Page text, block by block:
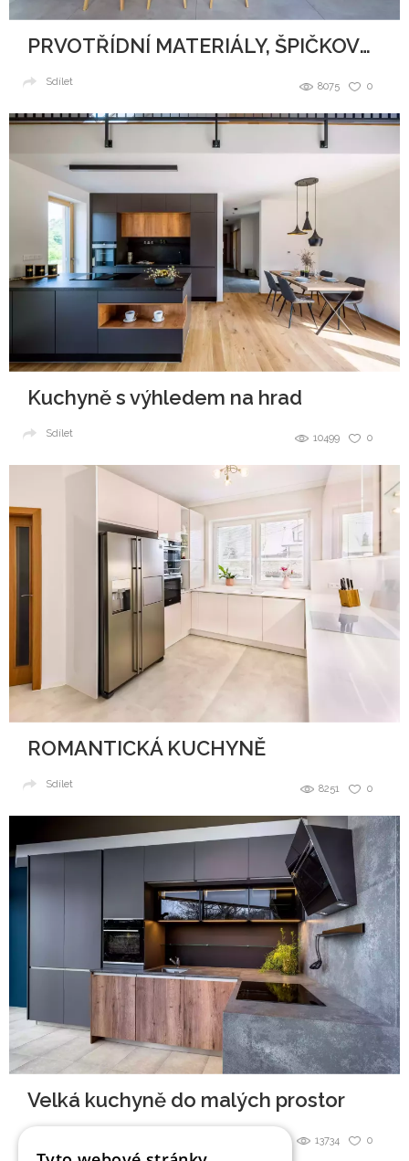
PRVOTŘÍDNÍ MATERIÁLY, ŠPIČKOVÝ DESIGN A DOKONALÉ ZPRACOVÁNÍ
0
8075
Sdílet
Kuchyně s výhledem na hrad
0
10499
Sdílet
ROMANTICKÁ KUCHYNĚ
0
8251
Sdílet
Velká kuchyně do malých prostor
0
13734